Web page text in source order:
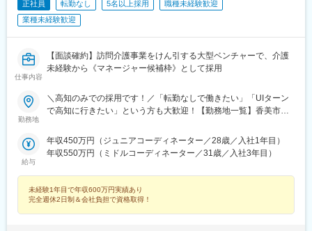
正社員 転勤なし 5名以上採用
職種未経験歓迎
業種未経験歓迎
仕事内容
【面談確約】訪問介護事業をけん引する大型ベンチャーで、介護
未経験から《マネージャー候補枠》として採用
勤務地
＼高知のみでの採用です！／「転勤なしで働きたい」「UIターン
で高知に行きたい」という方も大歓迎！【勤務地一覧】香美市、
します※受動喫煙対策あり＝＝＝☆将来的に全国のご希望勤務地へ
UIターン可能・初期費用会社負担等の移住支援あり（規定有）・
勤手当あり（1回200円）
給与
年収450万円（ジュニアコーディネーター／28歳／入社1年目）
年収550万円（ミドルコーディネーター／31歳／入社3年目）
未経験1年目で年収600万円実績あり
完全週休2日制＆会社負担で資格取得！